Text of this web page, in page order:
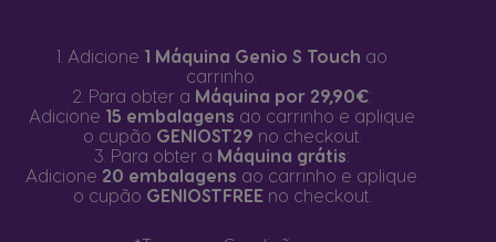
1. Adicione 1 Máquina Genio S Touch ao
carrinho.
2. Para obter a Máquina por 29,90€:
Adicione 15 embalagens ao carrinho e aplique
o cupão GENIOST29 no checkout.
3. Para obter a Máquina grátis:
Adicione 20 embalagens ao carrinho e aplique
o cupão GENIOSTFREEno checkout.